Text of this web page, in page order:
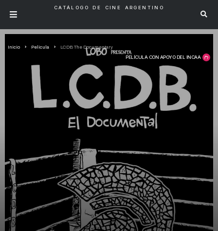
CATÁLOGO DE CINE ARGENTINO
PELÍCULA CON APOYO DEL INCAA
Inicio Pelicula LCDB The Documentary